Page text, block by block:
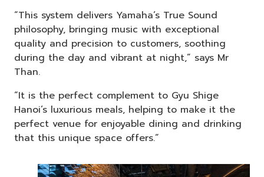
“This system delivers Yamaha’s True Sound
philosophy, bringing music with exceptional
quality and precision to customers, soothing
during the day and vibrant at night,” says Mr
Than.
“It is the perfect complement to Gyu Shige
Hanoi’s luxurious meals, helping to make it the
perfect venue for enjoyable dining and drinking
that this unique space offers.”